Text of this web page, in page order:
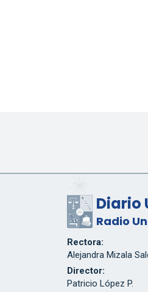
Diario
Radio
Rectora:
Alejandra Mizala
Director:
Patricio López P.